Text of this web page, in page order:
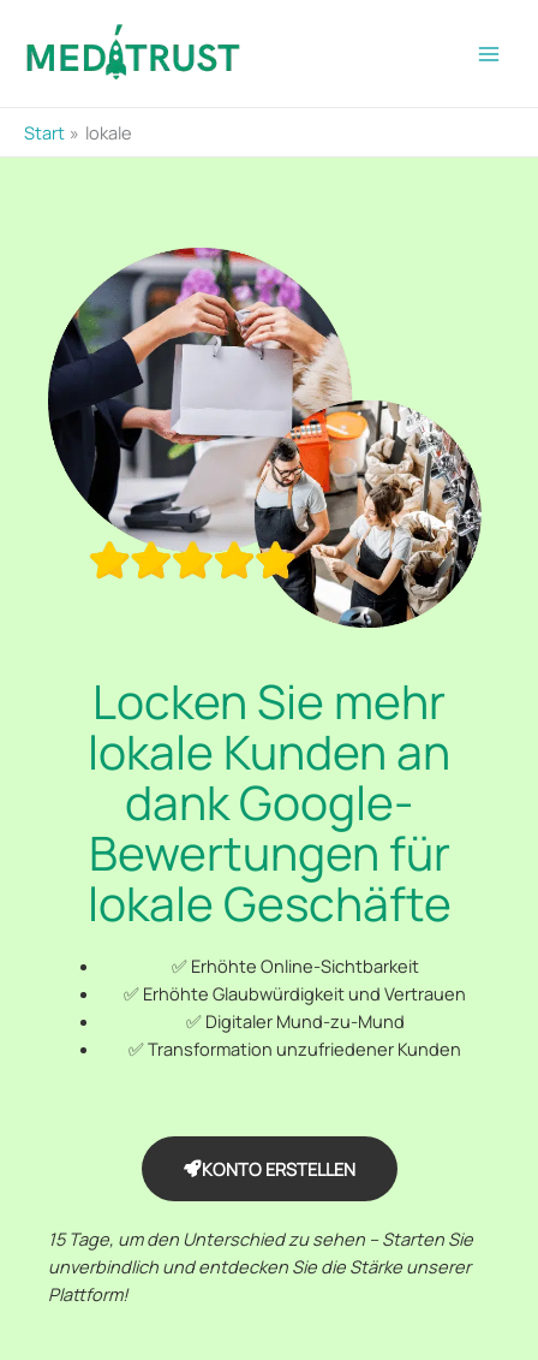
Inhalt
springen
Start lokale
Locken Sie mehr
lokale Kunden an
dank Google-
Bewertungen für
lokale Geschäfte
✅ Erhöhte Online-Sichtbarkeit
✅ Erhöhte Glaubwürdigkeit und Vertrauen
✅ Digitaler Mund-zu-Mund
✅ Transformation unzufriedener Kunden
KONTO ERSTELLEN
15 Tage, um den Unterschied zu sehen – Starten Sie
unverbindlich und entdecken Sie die Stärke unserer
Plattform!